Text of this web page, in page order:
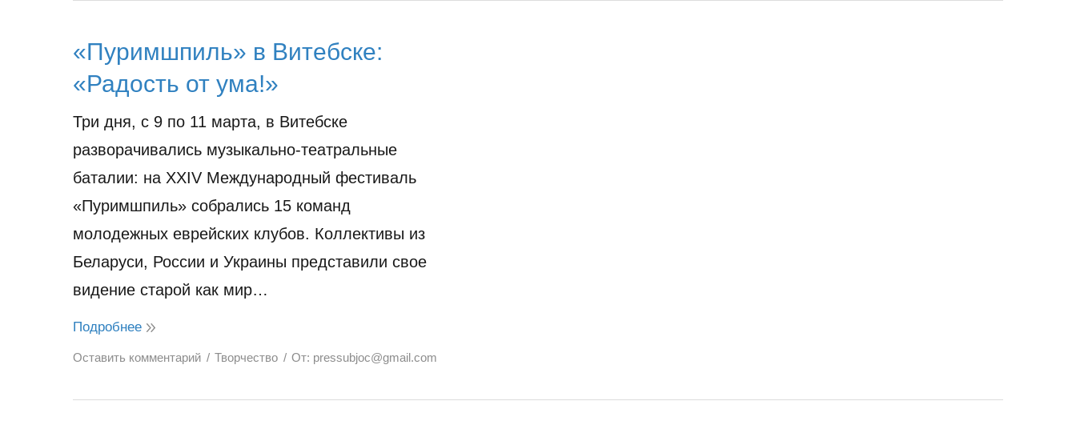
«Пуримшпиль» в Витебске:
«Радость от ума!»
Три дня, с 9 по 11 марта, в Витебске
разворачивались музыкально-театральные
баталии: на XXIV Международный фестиваль
«Пуримшпиль» собрались 15 команд
молодежных еврейских клубов. Коллективы из
Беларуси, России и Украины представили свое
видение старой как мир…
Подробнее
Оставить комментарий Творчество От: pressubjoc@gmail.com